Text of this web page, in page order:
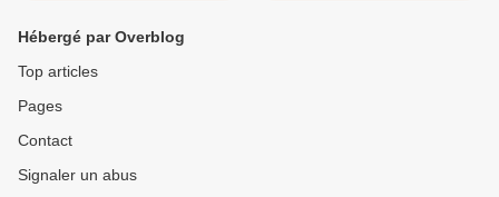
Hébergé par Overblog
Top articles
Pages
Contact
Signaler un abus